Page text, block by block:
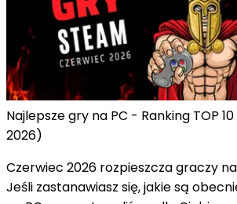
Najlepsze gry na PC - Ranking TOP
2026)
Czerwiec 2026 rozpieszcza graczy
Jeśli zastanawiasz się, jakie są